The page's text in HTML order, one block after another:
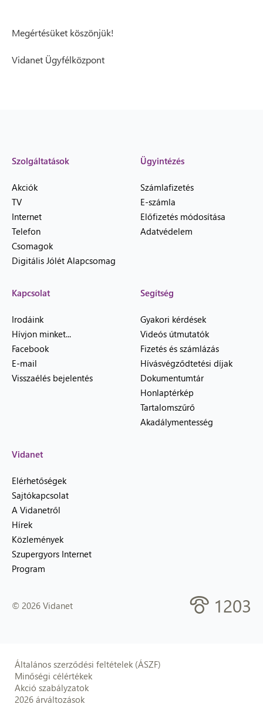
Megértésüket köszönjük!
Vidanet Ügyfélközpont
Szolgáltatások
Akciók
TV
Internet
Telefon
Csomagok
Digitális Jólét Alapcsomag
Ügyintézés
Számlafizetés
E-számla
Előfizetés módosítása
Adatvédelem
Kapcsolat
Irodáink
Hívjon minket...
Facebook
E-mail
Visszaélés bejelentés
Segítség
Gyakori kérdések
Videós útmutatók
Fizetés és számlázás
Hívásvégződtetési díjak
Dokumentumtár
Honlaptérkép
Tartalomszűrő
Akadálymentesség
Vidanet
Elérhetőségek
Sajtókapcsolat
A Vidanetről
Hírek
Közlemények
Szupergyors Internet
Program
© 2026 Vidanet 1203
Általános szerződési feltételek (ÁSZF)
Minőségi célértékek
Akció szabályzatok
2026 árváltozások